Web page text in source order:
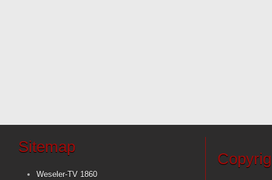
Sitemap
Weseler-TV 1860